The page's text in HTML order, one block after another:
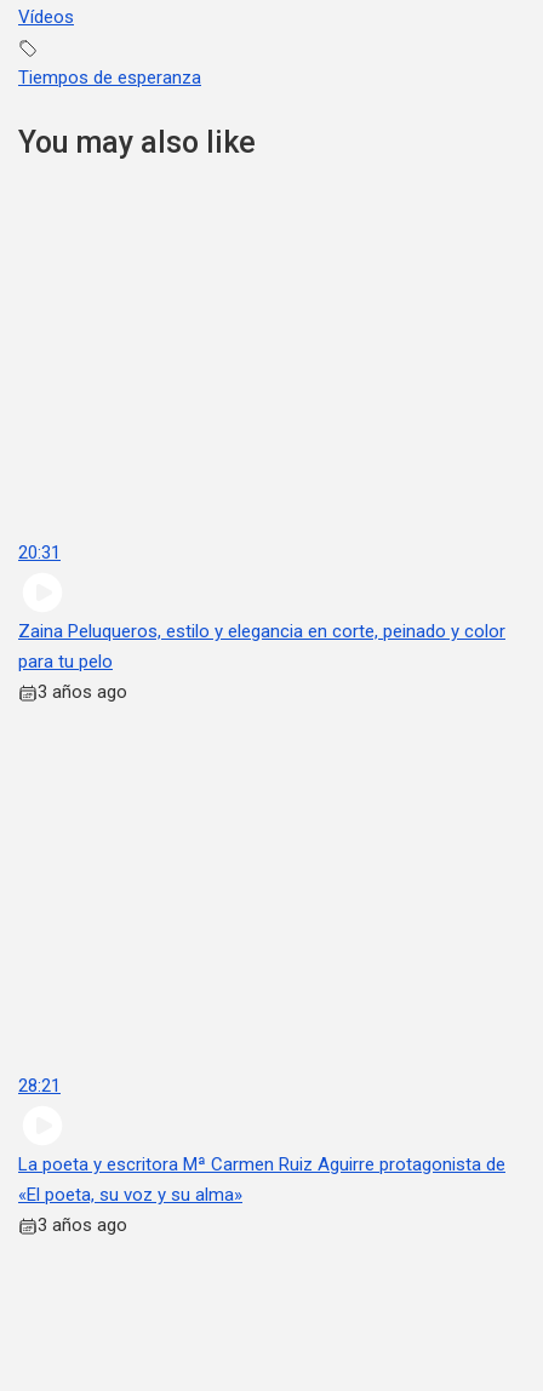
Vídeos
Tiempos de esperanza
You may also like
20:31
Zaina Peluqueros, estilo y elegancia en corte, peinado y color
para tu pelo
3 años ago
28:21
La poeta y escritora Mª Carmen Ruiz Aguirre protagonista de
«El poeta, su voz y su alma»
3 años ago